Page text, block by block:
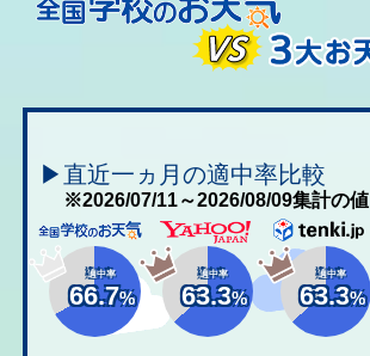
▶直近一ヵ月の適中率比較
※2026/07/11～2026/08/09集計の値
適中率
66.7%
適中率
63.3%
適中率
63.3%